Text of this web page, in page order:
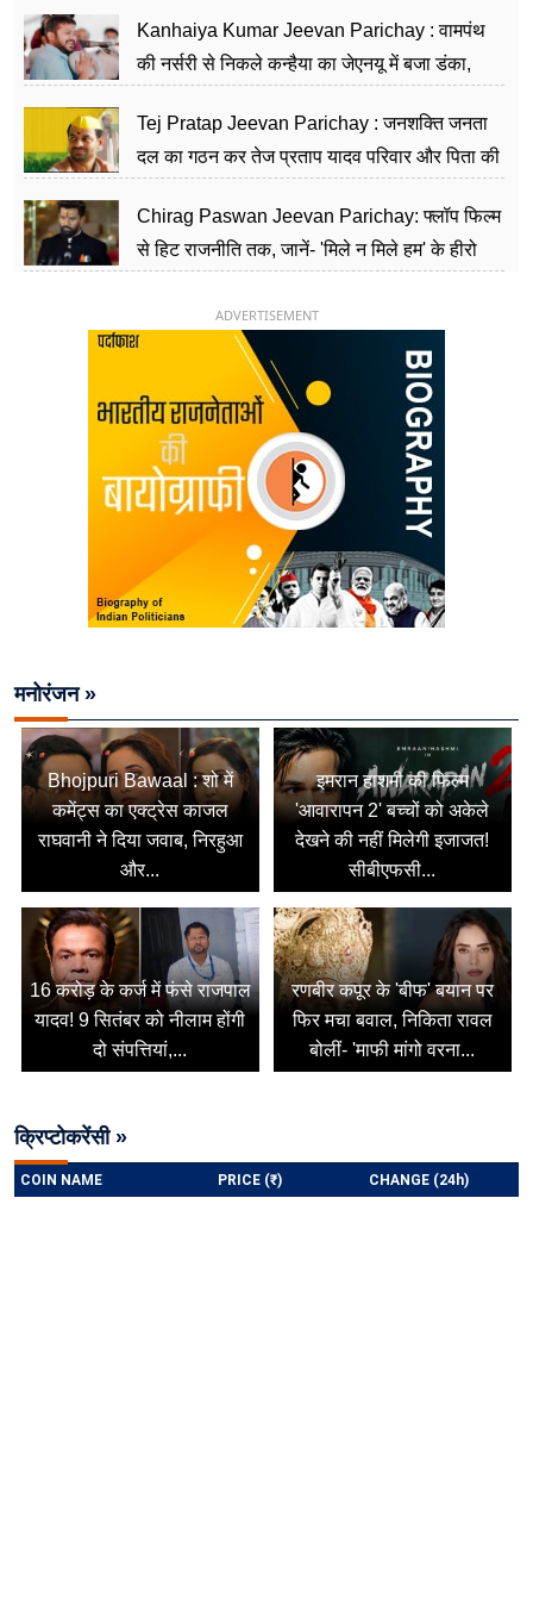
Kanhaiya Kumar Jeevan Parichay : वामपंथ
की नर्सरी से निकले कन्हैया का जेएनयू में बजा डंका,
Tej Pratap Jeevan Parichay : जनशक्ति जनता
दल का गठन कर तेज प्रताप यादव परिवार और पिता की
Chirag Paswan Jeevan Parichay: फ्लॉप फिल्म
से हिट राजनीति तक, जानें- 'मिले न मिले हम' के हीरो
ADVERTISEMENT
मनोरंजन »
Bhojpuri Bawaal : शो में
कमेंट्स का एक्ट्रेस काजल
राघवानी ने दिया जवाब, निरहुआ
और...
इमरान हाशमी की फिल्म
'आवारापन 2' बच्चों को अकेले
देखने की नहीं मिलेगी इजाजत!
सीबीएफसी...
16 करोड़ के कर्ज में फंसे राजपाल
यादव! 9 सितंबर को नीलाम होंगी
दो संपत्तियां,...
रणबीर कपूर के 'बीफ' बयान पर
फिर मचा बवाल, निकिता रावल
बोलीं- 'माफी मांगो वरना...
क्रिप्टोकरेंसी »